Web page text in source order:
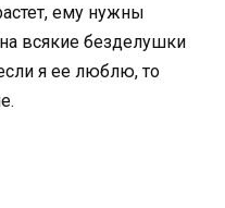
ему нужны
всякие безделушки
я ее люблю, то